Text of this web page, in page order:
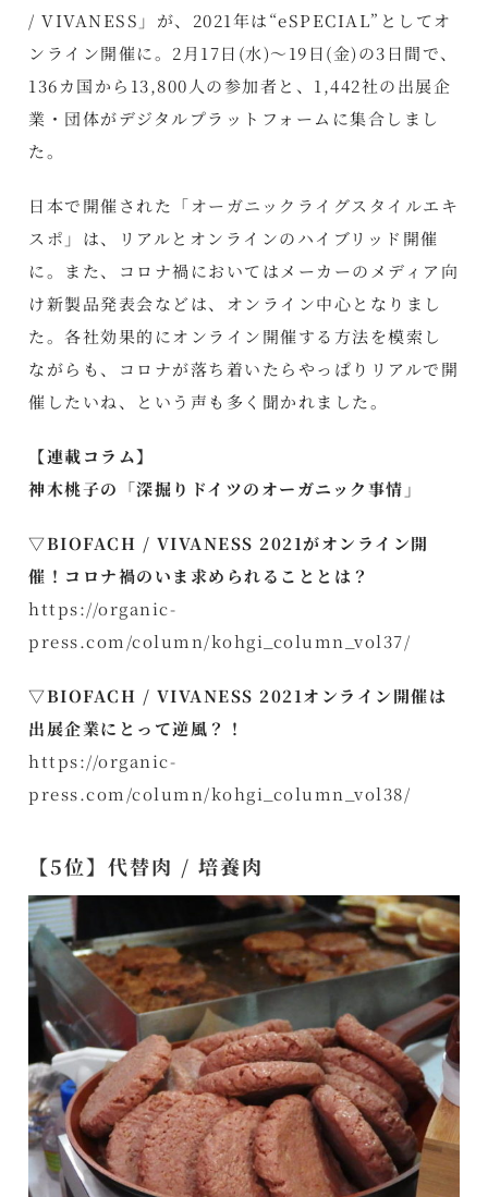
/ VIVANESS」が、2021年は“eSPECIAL”としてオ
ンライン開催に。2月17日(水)～19日(金)の3日間で、
136カ国から13,800人の参加者と、1,442社の出展企
業・団体がデジタルプラットフォームに集合しまし
た。
日本で開催された「オーガニックライグスタイルエキ
スポ 」は、リアルとオンラインのハイブリッド開催
に。また、コロナ禍においてはメーカーのメディア向
け新製品発表会などは、オンライン中心となりまし
た。各社効果的にオンライン開催する方法を模索し
ながらも、コロナが落ち着いたらやっぱりリアルで開
催したいね、という声も多く聞かれました。
【連載コラム】
神木桃子の「深掘りドイツのオーガニック事情」
▽BIOFACH / VIVANESS 2021がオンライン開
催！コロナ禍のいま求められることとは？
https://organic-
press.com/column/kohgi_column_vol37/
▽BIOFACH / VIVANESS 2021オンライン開催は
出展企業にとって逆風？！
https://organic-
press.com/column/kohgi_column_vol38/
【5位】代替肉 / 培養肉